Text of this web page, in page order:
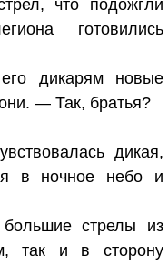
что подожгли
готовились
дикарям новые
— Так, братья?
дикая,
в ночное небо и
стрелы из
так и в сторону